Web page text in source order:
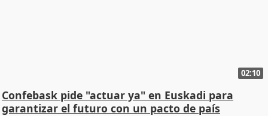
02:10
Confebask pide "actuar ya" en Euskadi para
garantizar el futuro con un pacto de país